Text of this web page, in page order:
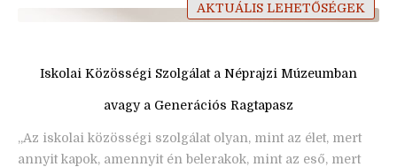
AKTUÁLIS LEHETŐSÉGEK
Iskolai Közösségi Szolgálat a Néprajzi Múzeumban
avagy a Generációs Ragtapasz
„Az iskolai közösségi szolgálat olyan, mint az élet, mert
annyit kapok, amennyit én belerakok, mint az eső, mert